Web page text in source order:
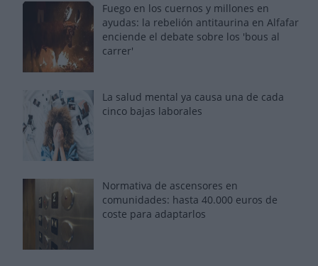
Fuego en los cuernos y millones en
ayudas: la rebelión antitaurina en Alfafar
enciende el debate sobre los 'bous al
carrer'
La salud mental ya causa una de cada
cinco bajas laborales
Normativa de ascensores en
comunidades: hasta 40.000 euros de
coste para adaptarlos